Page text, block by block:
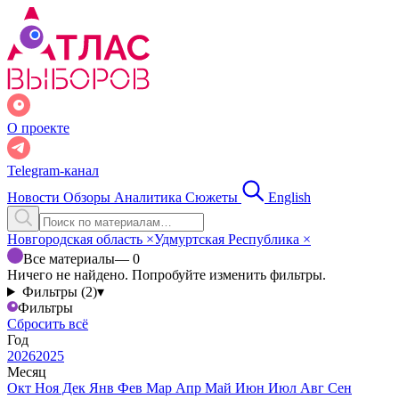
О проекте
Telegram-канал
Новости Обзоры Аналитика Сюжеты English
Новгородская область ×Удмуртская Республика ×
Все материалы— 0
Ничего не найдено. Попробуйте изменить фильтры.
Фильтры (2)▾
Фильтры
Сбросить всё
Год
20262025
Месяц
Окт Ноя Дек Янв Фев Мар Апр Май Июн Июл Авг Сен